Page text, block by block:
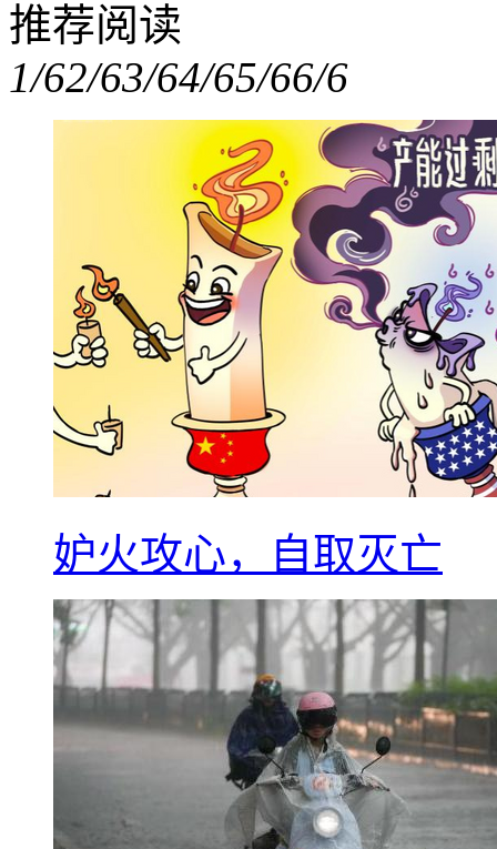
推荐阅读
1/62/63/64/65/66/6
妒火攻心，自取灭亡